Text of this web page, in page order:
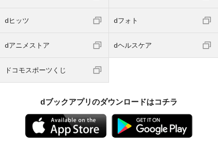
dヒッツ dフォト
dアニメストア dヘルスケア
ドコモスポーツくじ
dブックアプリのダウンロードはコチラ